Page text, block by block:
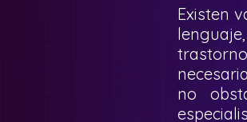
Existen
no